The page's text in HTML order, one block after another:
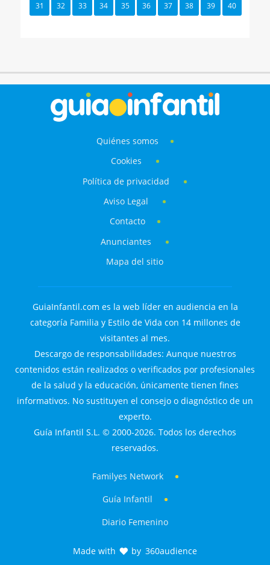
31 32 33 34 35 36 37 38 39 40
Quiénes somos
Cookies
Política de privacidad
Aviso Legal
Contacto
Anunciantes
Mapa del sitio
GuiaInfantil.com es la web líder en audiencia en la
categoría Familia y Estilo de Vida con 14 millones de
visitantes al mes.
Descargo de responsabilidades: Aunque nuestros
contenidos están realizados o verificados por profesionales
de la salud y la educación, únicamente tienen fines
informativos. No sustituyen el consejo o diagnóstico de un
experto.
Guía Infantil S.L. © 2000-2026. Todos los derechos
reservados.
Familyes Network
Guía Infantil
Diario Femenino
Made with by 360audience